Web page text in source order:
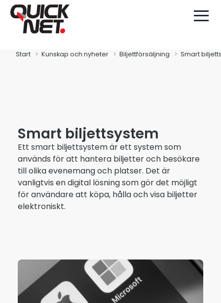
Start Kunskap och nyheter Biljettförsäljning Smart
Smart biljettsystem
Ett smart biljettsystem är ett system som
används för att hantera biljetter och besökare
till olika evenemang och platser. Det är
vanligtvis en digital lösning som gör det möjligt
för användare att köpa, hålla och visa biljetter
elektroniskt.